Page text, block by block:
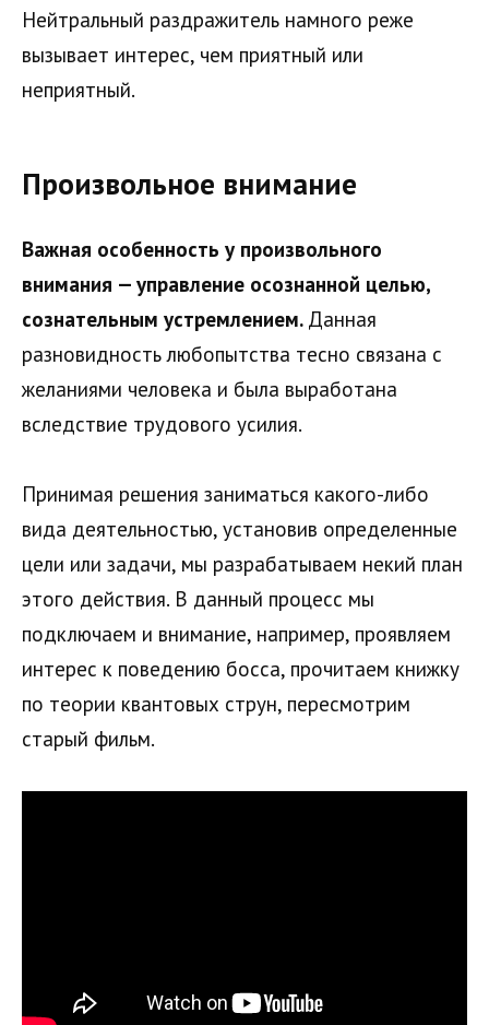
Нейтральный раздражитель намного реже
вызывает интерес, чем приятный или
неприятный.
Произвольное внимание
Важная особенность у произвольного
внимания — управление осознанной целью,
сознательным устремлением. Данная
разновидность любопытства тесно связана с
желаниями человека и была выработана
вследствие трудового усилия.
Принимая решения заниматься какого-либо
вида деятельностью, установив определенные
цели или задачи, мы разрабатываем некий план
этого действия. В данный процесс мы
подключаем и внимание, например, проявляем
интерес к поведению босса, прочитаем книжку
по теории квантовых струн, пересмотрим
старый фильм.